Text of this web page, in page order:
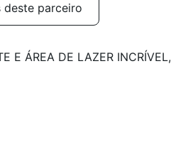
deste parceiro
E ÁREA DE LAZER
2 suítes térreas;